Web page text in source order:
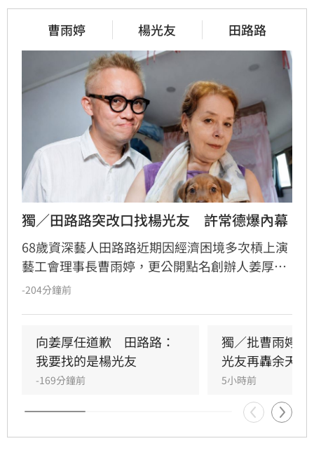
曹雨婷 楊光友 田路路
獨／田路路突改口找楊光友　許常德爆內幕
68歲資深藝人田路路近期因經濟困境多次槓上演
藝工會理事長曹雨婷，更公開點名創辦人姜厚任
出面，事後卻發文坦言搞錯對象，真正想找的是
德出面緩頰，建議田路路應先安頓好生活，並提
議透過口述歷史記錄資深藝人的故事。許常德同
時批評現任理事長曹雨婷不應神隱，呼籲工會應
展現具體作為照顧資深藝人，而非僅提供勞健保
功能。整起事件引發關注，田路路則強調目前先
處理身體狀況，後續發展仍待觀察。
-204分鐘前
向姜厚任道歉　田路路：
我要找的是楊光友
-169分鐘前
獨／批曹雨婷
光友再轟余天工
5小時前